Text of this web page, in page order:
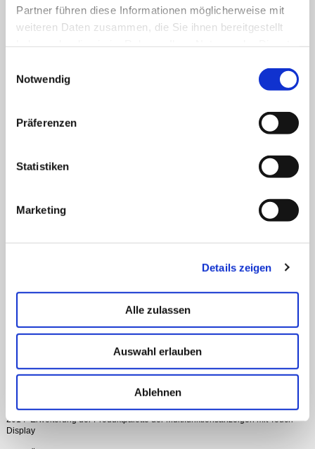
Partner führen diese Informationen möglicherweise mit
weiteren Daten zusammen, die Sie ihnen bereitgestellt
Notwendig
Präferenzen
Statistiken
Marketing
Details zeigen
Alle zulassen
Auswahl erlauben
Ablehnen
1979 Unternehmensgründung durch Franz Klein und Otto Baumann
1985 Einführung der Produktserie Gaswarngeräte
2001 Einführung der Produktserie Multifunktionsanzeigen
2005 Entwicklung und Einführung eines kombinierten Gas- / Narkose- / CO-
2008 Einstieg in die Montagedienstleistung
2010 Einführung der Gaswarngeräteserie S/200
2011 Bauartzertifizierung des S/200-P
2013 Bauartzertifizierung des S/200-C
2014 Erweiterung der Produktpalette der Multifunktionsanzeigen mit Touch
Display